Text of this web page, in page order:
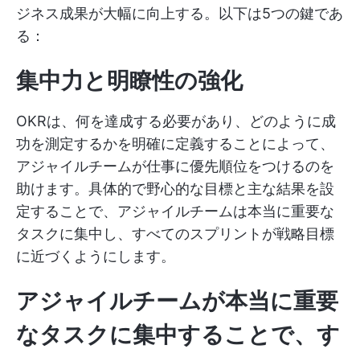
ジネス成果が大幅に向上する。以下は5つの鍵であ
る：
集中力と明瞭性の強化
OKRは、何を達成する必要があり、どのように成
功を測定するかを明確に定義することによって、
アジャイルチームが仕事に優先順位をつけるのを
助けます。具体的で野心的な目標と主な結果を設
定することで、アジャイルチームは本当に重要な
タスクに集中し、すべてのスプリントが戦略目標
に近づくようにします。
アジャイルチームが本当に重要
なタスクに集中することで、す